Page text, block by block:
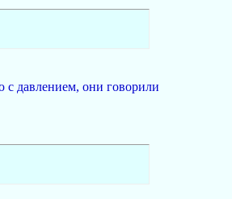
с давлением, они говорили